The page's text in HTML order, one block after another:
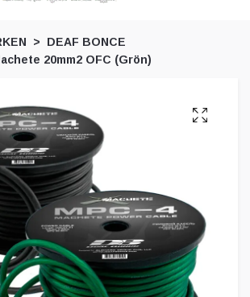
DEAF BONCE
20mm2 OFC (Grön)